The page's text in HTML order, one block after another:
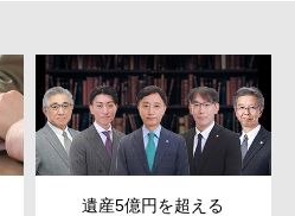
遺産5億円を超える